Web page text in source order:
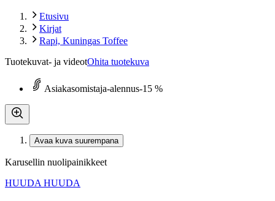
Etusivu
Kirjat
Rapi, Kuningas Toffee
Tuotekuvat- ja videotOhita tuotekuva
Asiakasomistaja-alennus-15 %
Avaa kuva suurempana
Karusellin nuolipainikkeet
HUUDA HUUDA